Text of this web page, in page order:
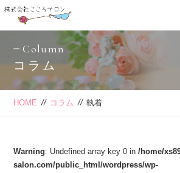
Column
コラム
HOME // コラム // 執着
Warning: Undefined array key 0 in/home/
salon.com/public_html/wordpress/wp-